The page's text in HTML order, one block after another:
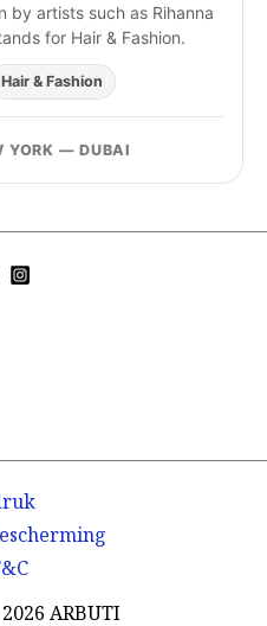
by artists such as Rihanna
for Hair & Fashion.
Hair & Fashion
YORK — DUBAI
ARBUTI